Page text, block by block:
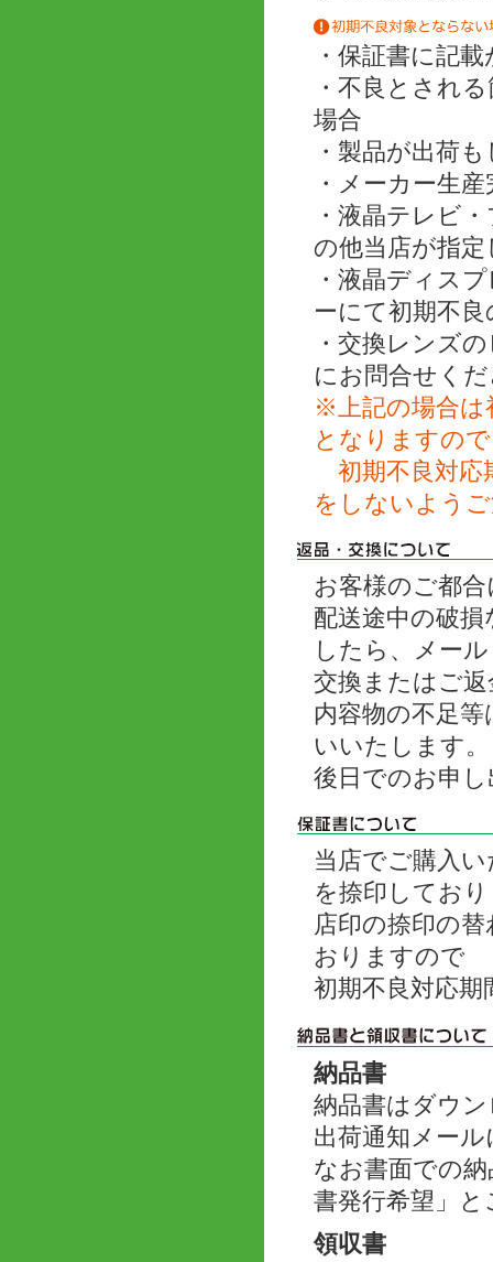
・保証書に記
・不良とされ
場合
・製品が出荷
・メーカー生
・液晶テレビ
の他当店が指
・液晶ディス
ーにて初期不
・交換レンズ
にお問合せく
※上記の場合は
となりますの
初期不良対応
をしないよう
お客様のご都
配送途中の破
したら、メー
交換またはご
内容物の不足
いいたします。
後日でのお申
当店でご購入
を捺印してお
店印の捺印の
おりますので
初期不良対応
納品書
納品書はダウ
出荷通知メー
なお書面での
書発行希望」
領収書